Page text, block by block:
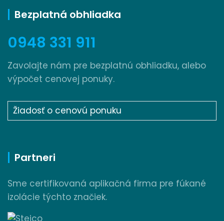
Bezplatná obhliadka
0948 331 911
Zavolajte nám pre bezplatnú obhliadku, alebo
výpočet cenovej ponuky.
Žiadosť o cenovú ponuku
Partneri
Sme certifikovaná aplikačná firma pre fúkané
izolácie týchto značiek.